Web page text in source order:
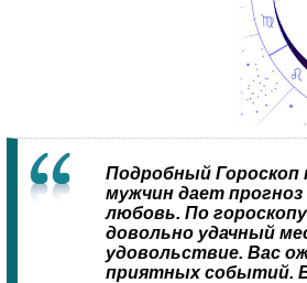
Подробный Гороскоп
мужчин дает прогноз
любовь. По
довольно удачный
удовольствие. Вас
приятных событий.